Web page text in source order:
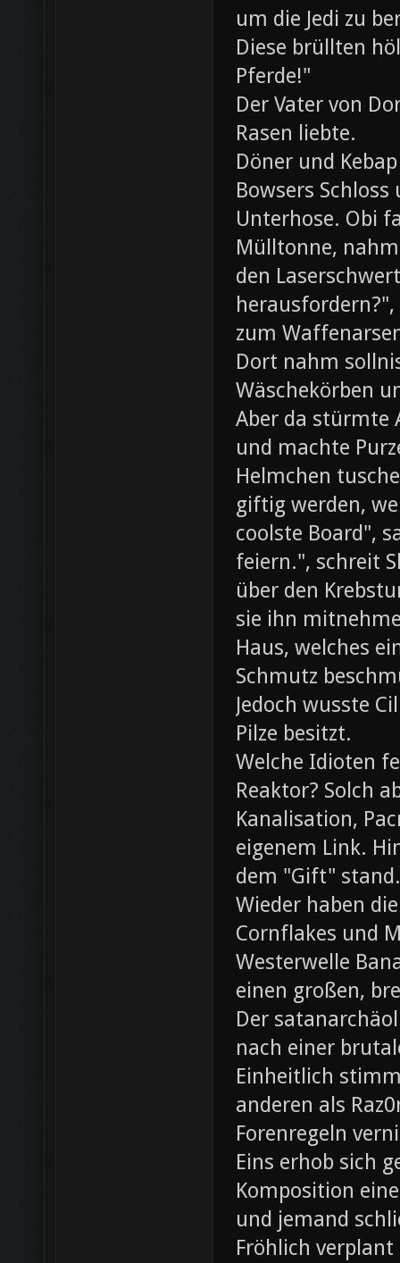
um die Jedi zu
Diese brüllten
Pferde!"
Der Vater von
Rasen liebte.
Döner und
Bowsers
Unterhose. Obi
Mülltonne,
den
zum
Dort nahm
Wäschekörben
Aber da stürmte
und machte
Helmchen
giftig werden,
coolste Board",
feiern.", schreit
über den
sie ihn
Haus, welches
Schmutz
Jedoch wusste
Pilze besitzt.
Welche Idioten
Reaktor? Solch
Kanalisation,
eigenem Link.
dem "Gift" stand.
Wieder haben
Cornflakes und
Westerwelle
einen großen,
Der
nach einer
Einheitlich
anderen als
Forenregeln
Eins erhob sich
Komposition
und jemand
Fröhlich